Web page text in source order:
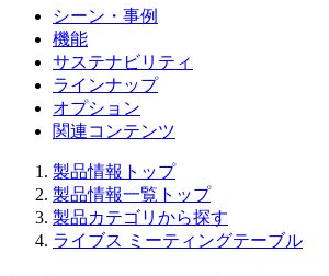
シーン・事例
機能
サステナビリティ
ラインナップ
オプション
関連コンテンツ
製品情報トップ
製品情報一覧トップ
製品カテゴリから探す
ライブス ミーティングテーブル